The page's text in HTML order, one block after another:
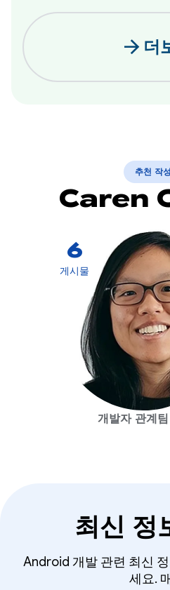
arrow_forward 더
추천 작
Caren
6
게시물
개발자 관계
최신 정
Android 개발 관련 최신
세요.